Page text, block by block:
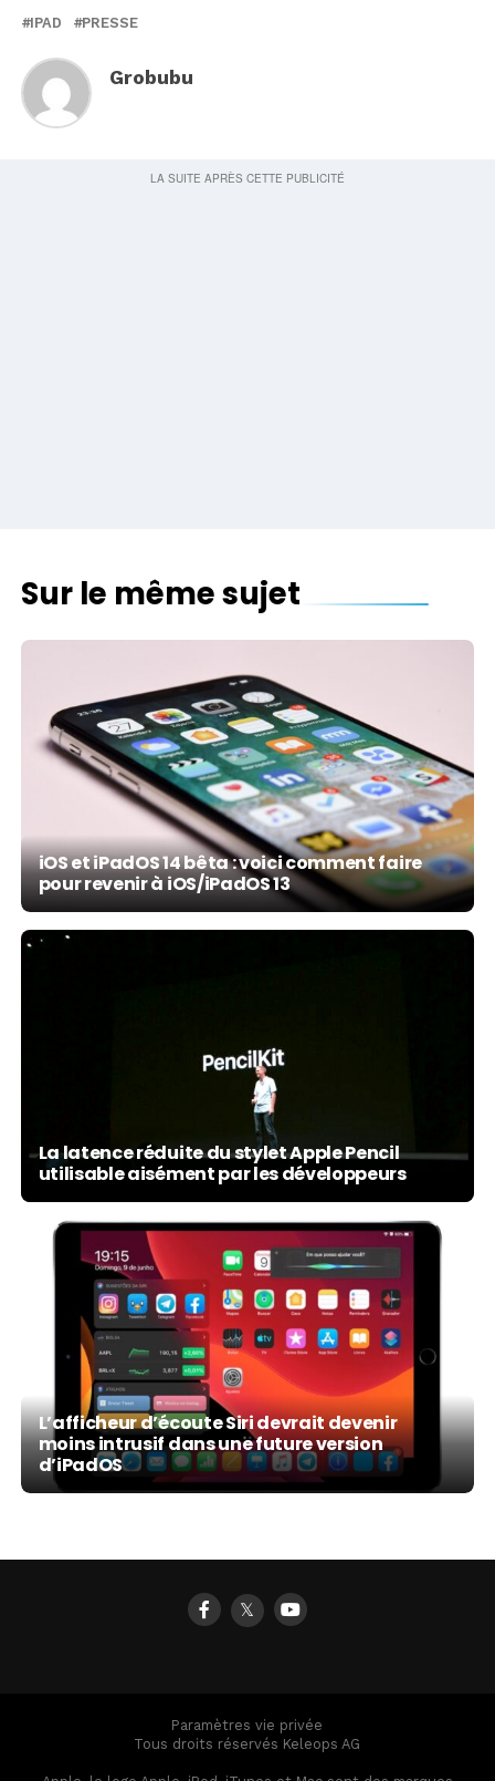
IPAD PRESSE
Grobubu
Sur le même sujet
iOS et iPadOS 14 bêta : voici comment faire
pour revenir à iOS/iPadOS 13
La latence réduite du stylet Apple Pencil
utilisable aisément par les développeurs
L’afficheur d’écoute Siri devrait devenir
moins intrusif dans une future version
d’iPadOS
𝕏
Paramètres vie privée
Tous droits réservés Keleops AG